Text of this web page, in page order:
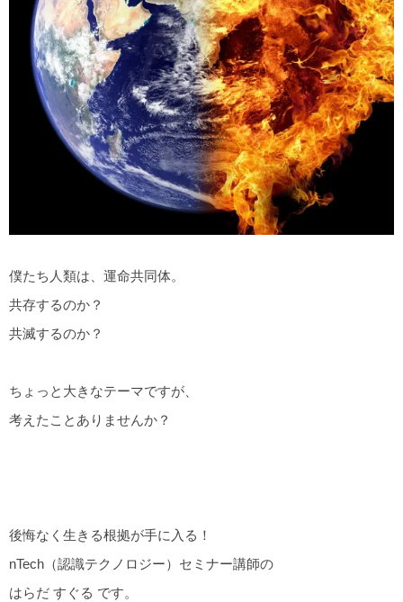
僕たち人類は、運命共同体。
共存するのか？
共滅するのか？
ちょっと大きなテーマですが、
考えたことありませんか？
後悔なく生きる根拠が手に入る！
nTech（認識テクノロジー）セミナー講師の
はらだ すぐる です。